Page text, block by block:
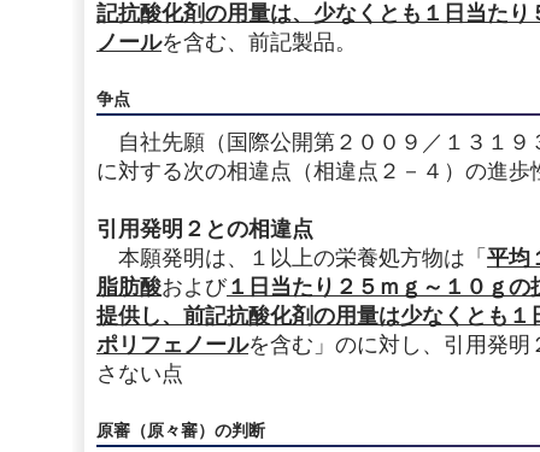
記抗酸化剤の用量は、少なくとも１日当た
ノールを含む、前記製品。
争点
自社先願（国際公開第２００９／１３１９
に対する次の相違点（相違点２－４）の進歩
引用発明２との相違点
本願発明は、１以上の栄養処方物は「 平均
脂肪酸および１日当たり２５ｍｇ～１０ｇ
提供し、前記抗酸化剤の用量は少なくとも
ポリフェノールを含む」のに対し、引用発
さない点
原審（原々審）の判断